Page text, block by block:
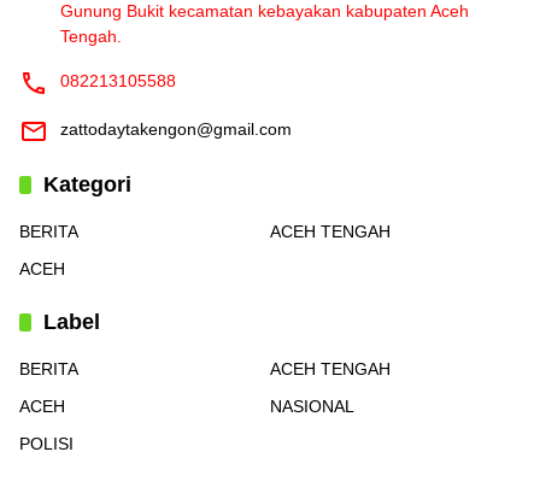
Gunung Bukit kecamatan kebayakan kabupaten Aceh
Tengah.
082213105588
zattodaytakengon@gmail.com
Kategori
BERITA
ACEH TENGAH
ACEH
Label
BERITA
ACEH TENGAH
ACEH
NASIONAL
POLISI